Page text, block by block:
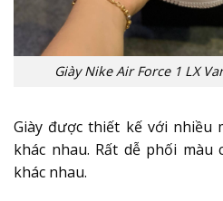
Giày Nike Air Force 1 LX
Giày được thiết kế với nhiều
khác nhau. Rất dễ phối màu
khác nhau.